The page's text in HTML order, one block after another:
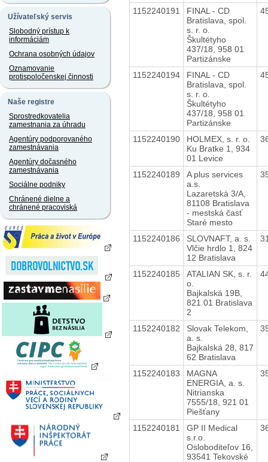
Užívateľský servis
Slobodný prístup k
informáciám
Ochrana osobných údajov
Oznamovanie
protispoločenskej činnosti
Naše registre
Sprostredkovatelia
zamestnania za úhradu
Agentúry podporovaného
zamestnávania
Agentúry dočasného
zamestnávania
Sociálne podniky
Chránené dielne a
chránené pracoviská
1152240191
FINAL - CD
Bratislava, spol.
s. r. o.
Škultétyho
437/18, 958 01
Partizánske
1152240194
FINAL - CD
Bratislava, spol.
s. r. o.
Škultétyho
437/18, 958 01
Partizánske
1152240190
HOLMEX, s. r. o.
Ku Bratke 1, 934
01 Levice
1152240189
A plus services
a.s.
Lazaretská 3/A,
81108 Bratislava
- mestská časť
Staré mesto
1152240186
SLOVNAFT, a. s.
Vlčie hrdlo 1, 824
12 Bratislava
1152240185
ATALIAN SK, s. r.
o.
Bajkalská 19B,
821 01 Bratislava
2
1152240182
Slovak Telekom,
a. s.
Bajkalská 28, 817
62 Bratislava
1152240183
MAGNA
ENERGIA, a. s.
Nitrianska
7555/18, 921 01
Piešťany
1152240181
GP II Medical
s.r.o.
Osloboditeľov 16,
93541 Tekovské